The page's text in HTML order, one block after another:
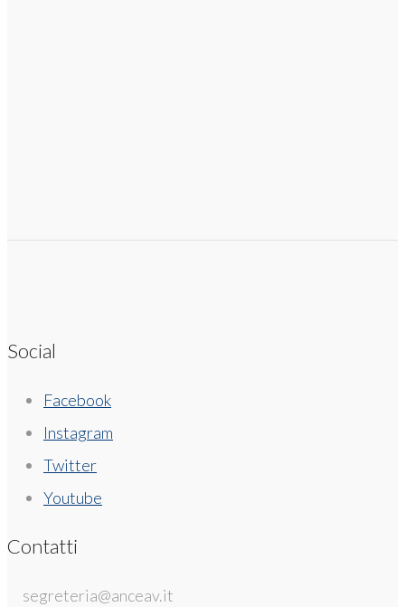
Social
Facebook
Instagram
Twitter
Youtube
Contatti
segreteria@anceav.it